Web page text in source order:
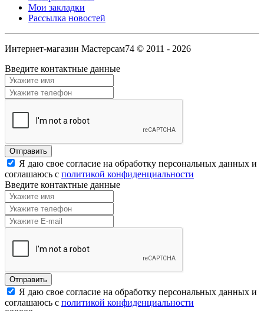
Мои закладки
Рассылка новостей
Интернет-магазин Мастерсам74 © 2011 - 2026
Введите контактные данные
Я даю свое согласие на обработку персональных данных и
соглашаюсь с политикой конфиденциальности
Введите контактные данные
Я даю свое согласие на обработку персональных данных и
соглашаюсь с политикой конфиденциальности